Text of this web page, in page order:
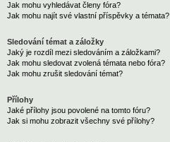
Jak mohu vyhledávat členy fóra?
Jak mohu najít své vlastní příspěvky a témata?
Sledování témat a záložky
Jaký je rozdíl mezi sledováním a záložkami?
Jak mohu sledovat zvolená témata nebo fóra?
Jak mohu zrušit sledování témat?
Přílohy
Jaké přílohy jsou povolené na tomto fóru?
Jak si mohu zobrazit všechny své přílohy?